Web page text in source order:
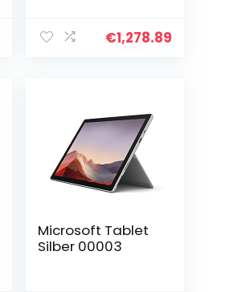
€1,278.89
Microsoft Tablet
Silber 00003